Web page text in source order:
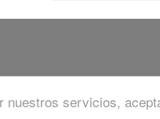
nuestros servicios,